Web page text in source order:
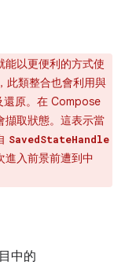
能以更便利的方式使
此類整合也會利用與
還原。在 Compose
擷取狀態。這表示當
SavedStateHandle
進入前景前遭到中
中的